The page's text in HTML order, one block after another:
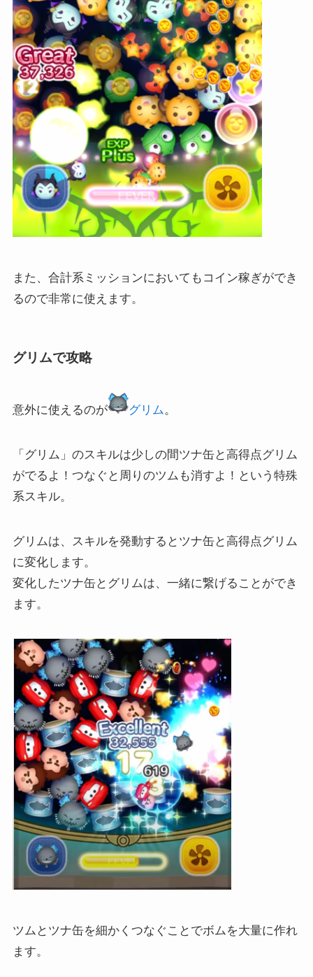
また、合計系ミッションにおいてもコイン稼ぎができ
るので非常に使えます。
グリムで攻略
意外に使えるのが グリム。
「グリム」のスキルは少しの間ツナ缶と高得点グリム
がでるよ！つなぐと周りのツムも消すよ！という特殊
系スキル。
グリムは、スキルを発動するとツナ缶と高得点グリム
に変化します。
変化したツナ缶とグリムは、一緒に繋げることができ
ます。
ツムとツナ缶を細かくつなぐことでボムを大量に作れ
ます。